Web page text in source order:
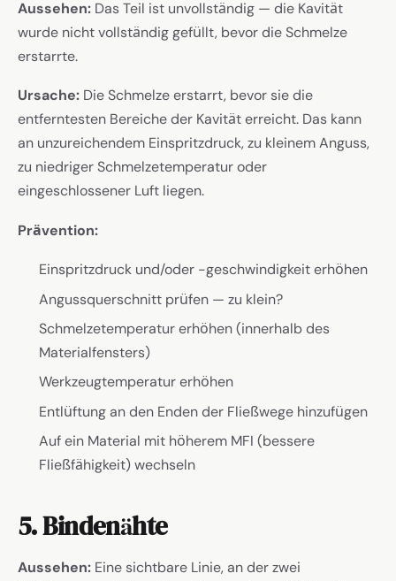
Aussehen: Das Teil ist unvollständig — die Kavität
wurde nicht vollständig gefüllt, bevor die Schmelze
erstarrte.
Ursache: Die Schmelze erstarrt, bevor sie die
entferntesten Bereiche der Kavität erreicht. Das kann
an unzureichendem Einspritzdruck, zu kleinem Anguss,
zu niedriger Schmelzetemperatur oder
eingeschlossener Luft liegen.
Prävention:
Einspritzdruck und/oder -geschwindigkeit erhöhen
Angussquerschnitt prüfen — zu klein?
Schmelzetemperatur erhöhen (innerhalb des
Materialfensters)
Werkzeugtemperatur erhöhen
Entlüftung an den Enden der Fließwege hinzufügen
Auf ein Material mit höherem MFI (bessere
Fließfähigkeit) wechseln
5. Bindenähte
Aussehen: Eine sichtbare Linie, an der zwei